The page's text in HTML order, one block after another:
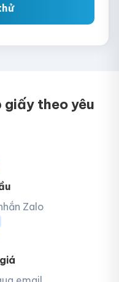
theo yêu
Zalo